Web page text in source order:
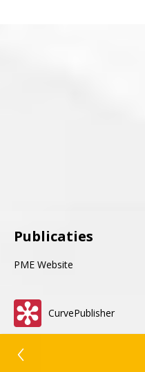
Publicaties
PME Website
CurvePublisher